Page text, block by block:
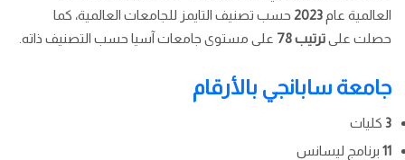
العالمية عام 2023 حسب تصنيف التايمز للجامعات العالمية، كما
حصلت علىترتيب 78 على مستوى جامعات آسيا حسب التصنيف ذاته.
جامعة سابانجي بالأرقام
3 كليات
11 برنامج ليسانس